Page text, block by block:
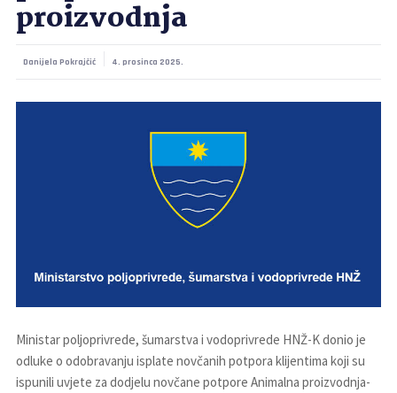
proizvodnja
Danijela Pokrajčić 4. prosinca 2025.
Ministar poljoprivrede, šumarstva i vodoprivrede HNŽ-K donio je
odluke o odobravanju isplate novčanih potpora klijentima koji su
ispunili uvjete za dodjelu novčane potpore Animalna proizvodnja-